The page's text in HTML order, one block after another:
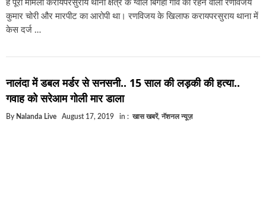
है पूरा मामला करायपरसुराय थाना क्षेत्र के ग्वाल बिगहा गांव का रहने वाला रणविजय
कुमार चोरी और मारपीट का आरोपी था। रणविजय के खिलाफ करायपरसुराय थाना में
केस दर्ज …
नालंदा में डबल मर्डर से सनसनी.. 15 साल की लड़की की हत्या..
गवाह को सरेआम गोली मार डाला
By Nalanda Live August 17, 2019 in : खास खबरें, नॅशनल न्यूज़